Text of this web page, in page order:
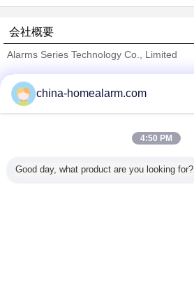
会社概要
Alarms Series Technology Co., Limited
Trust Seal
Verified Suplier
すべての製品
china-homealarm.com
4:50 PM
Good day, what product are you looking for?